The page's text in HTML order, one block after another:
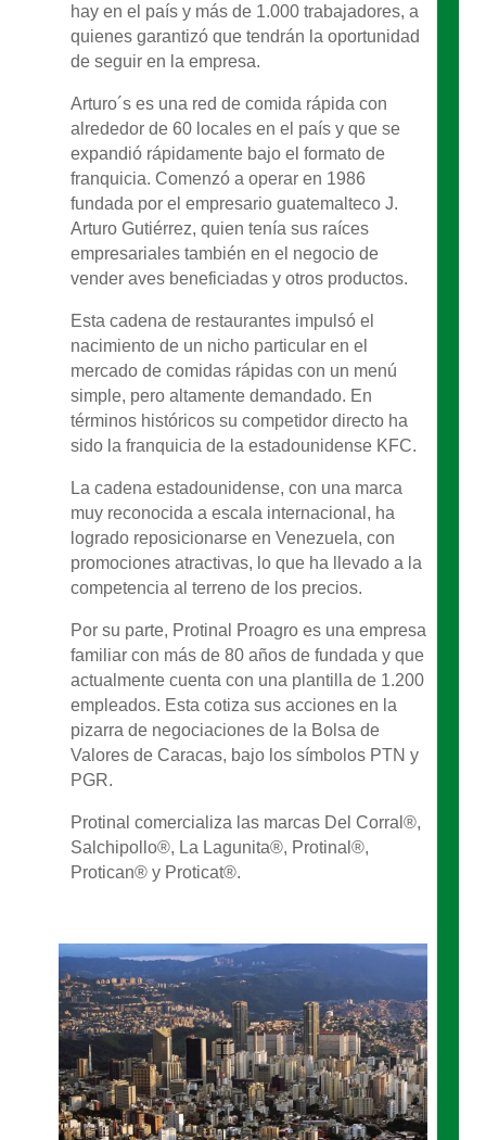
hay en el país y más de 1.000 trabajadores, a
quienes garantizó que tendrán la oportunidad
de seguir en la empresa.
Arturo´s es una red de comida rápida con
alrededor de 60 locales en el país y que se
expandió rápidamente bajo el formato de
franquicia. Comenzó a operar en 1986
fundada por el empresario guatemalteco J.
Arturo Gutiérrez, quien tenía sus raíces
empresariales también en el negocio de
vender aves beneficiadas y otros productos.
Esta cadena de restaurantes impulsó el
nacimiento de un nicho particular en el
mercado de comidas rápidas con un menú
simple, pero altamente demandado. En
términos históricos su competidor directo ha
sido la franquicia de la estadounidense KFC.
La cadena estadounidense, con una marca
muy reconocida a escala internacional, ha
logrado reposicionarse en Venezuela, con
promociones atractivas, lo que ha llevado a la
competencia al terreno de los precios.
Por su parte, Protinal Proagro es una empresa
familiar con más de 80 años de fundada y que
actualmente cuenta con una plantilla de 1.200
empleados. Esta cotiza sus acciones en la
pizarra de negociaciones de la Bolsa de
Valores de Caracas, bajo los símbolos PTN y
PGR.
Protinal comercializa las marcas Del Corral®,
Salchipollo®, La Lagunita®, Protinal®,
Protican® y Proticat®.